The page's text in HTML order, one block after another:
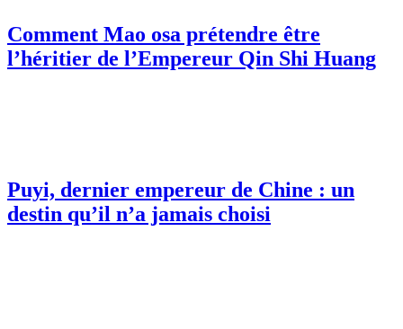
Comment Mao osa prétendre être
l’héritier de l’Empereur Qin Shi Huang
Puyi, dernier empereur de Chine : un
destin qu’il n’a jamais choisi